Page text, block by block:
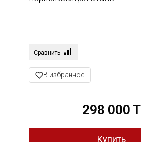
Сравнить
В избранное
298 000 T